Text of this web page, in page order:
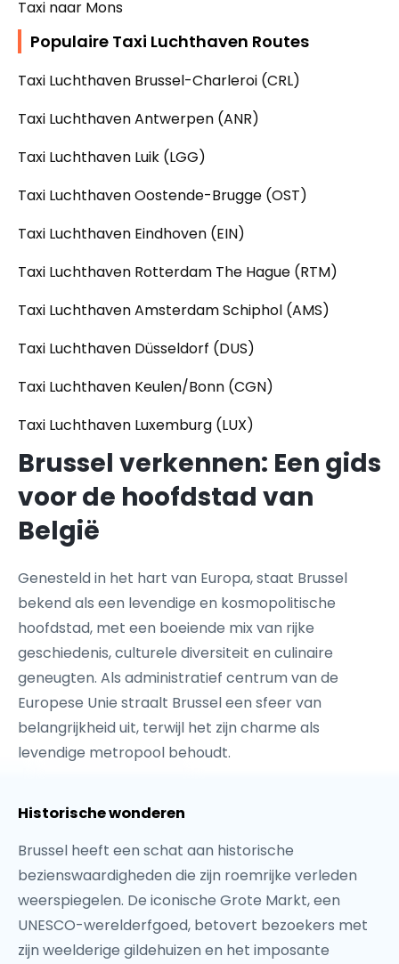
Taxi naar Mons
Populaire Taxi Luchthaven Routes
Taxi Luchthaven Brussel-Charleroi (CRL)
Taxi Luchthaven Antwerpen (ANR)
Taxi Luchthaven Luik (LGG)
Taxi Luchthaven Oostende-Brugge (OST)
Taxi Luchthaven Eindhoven (EIN)
Taxi Luchthaven Rotterdam The Hague (RTM)
Taxi Luchthaven Amsterdam Schiphol (AMS)
Taxi Luchthaven Düsseldorf (DUS)
Taxi Luchthaven Keulen/Bonn (CGN)
Taxi Luchthaven Luxemburg (LUX)
Brussel verkennen: Een gids
voor de hoofdstad van
België
Genesteld in het hart van Europa, staat Brussel
bekend als een levendige en kosmopolitische
hoofdstad, met een boeiende mix van rijke
geschiedenis, culturele diversiteit en culinaire
geneugten. Als administratief centrum van de
Europese Unie straalt Brussel een sfeer van
belangrijkheid uit, terwijl het zijn charme als
levendige metropool behoudt.
Historische wonderen
Brussel heeft een schat aan historische
bezienswaardigheden die zijn roemrijke verleden
weerspiegelen. De iconische Grote Markt, een
UNESCO-werelderfgoed, betovert bezoekers met
zijn weelderige gildehuizen en het imposante